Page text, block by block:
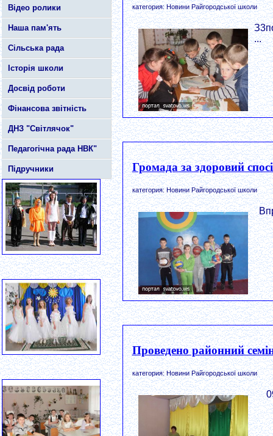
Відео ролики
Наша пам'ять
Сільська рада
Історія школи
Досвід роботи
Фінансова звітність
ДНЗ "Світлячок"
Педагогічна рада НВК"
Підручники
категория: Новини Райгородської школи
...
Громада за здоровий
категория: Новини Райгородської школи
Проведено районний
категория: Новини Райгородської школи